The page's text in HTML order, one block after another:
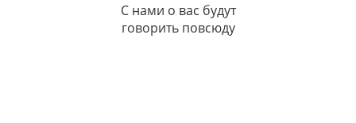
С нами о вас будут
говорить повсюду